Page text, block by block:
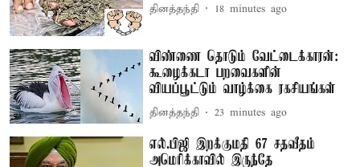
தினத்தந்தி 18 minutes ago
விண்ணை தொடும் வேட்டைக்காரன்:
கூழைக்கடா பறவைகளின்
வியப்பூட்டும் வாழ்க்கை ரகசியங்கள்
தினத்தந்தி 23 minutes ago
எல்.பிஜி இறக்குமதி 67 சதவீதம்
அமெரிக்காவில் இருந்தே